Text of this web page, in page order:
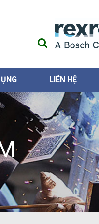
LIÊN HỆ